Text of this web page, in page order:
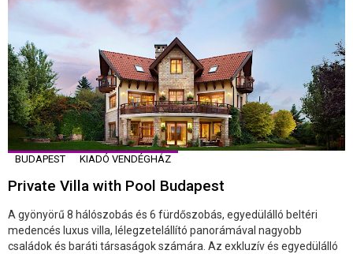
BUDAPEST KIADÓ VENDÉGHÁZ
Private Villa with Pool Budapest
A gyönyörű 8 hálószobás és 6 fürdőszobás, egyedülálló beltéri
medencés luxus villa, lélegzetelállító panorámával nagyobb
családok és baráti társaságok számára. Az exkluzív és egyedülálló